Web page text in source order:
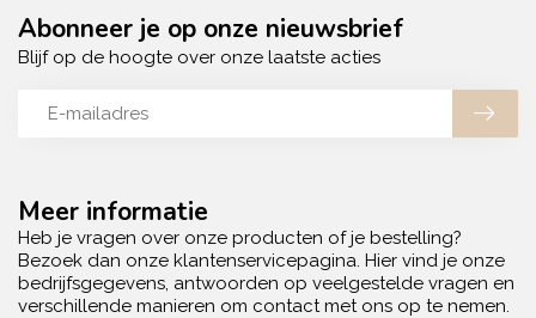
Meer informatie
Heb je vragen over onze producten of je bestelling?
Bezoek dan onze klantenservicepagina. Hier vind je onze
bedrijfsgegevens, antwoorden op veelgestelde vragen en
verschillende manieren om contact met ons op te nemen.
Abonneer je op onze nieuwsbrief
Blijf op de hoogte over onze laatste acties